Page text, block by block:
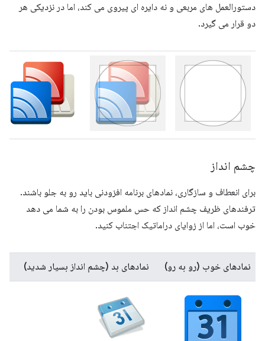
دستورالعمل های مربعی و نه دایره ای پیروی می کند، اما در نزدیکی هر
دو قرار می گیرد.
چشم انداز
برای انعطاف و سازگاری، نمادهای برنامه افزودنی باید رو به جلو باشند.
ترفندهای ظریف چشم انداز که حس ملموس بودن را به شما می دهد
خوب است، اما از زوایای دراماتیک اجتناب کنید.
نمادهای خوب (رو به رو) نمادهای بد (چشم انداز بسیار شدید)